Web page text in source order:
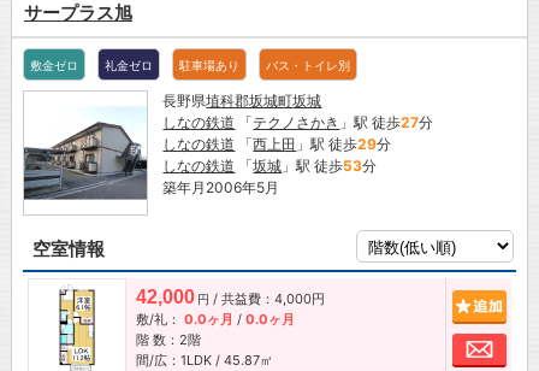
サープラス旭
敷金ゼロ 礼金ゼロ 駐車場あり バス・トイレ別
長野県埴科郡坂城町坂城
しなの鉄道 「テクノさかき 」駅 徒歩27分
しなの鉄道 「西上田 」駅 徒歩29分
しなの鉄道 「坂城 」駅 徒歩53分
築年月2006年5月
空室情報
42,000 円 / 共益費：4,000円
敷/礼： 0.0ヶ月 / 0.0ヶ月
階 数：2階
間/広：1LDK / 45.87㎡
お